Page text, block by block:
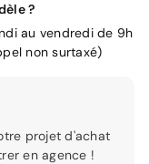
?
au vendredi de 9h
non surtaxé)
projet d'achat
en agence !